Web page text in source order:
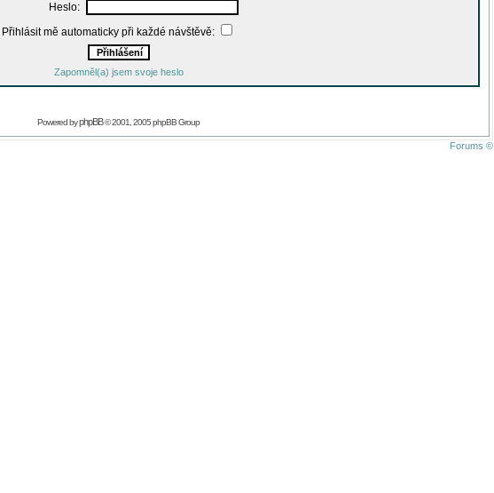
Heslo:
Přihlásit mě automaticky při každé návštěvě:
Zapomněl(a) jsem svoje heslo
Powered byphpBB© 2001, 2005 phpBB Group
Forums ©